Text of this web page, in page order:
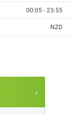
00:05 - 23:55
NZD